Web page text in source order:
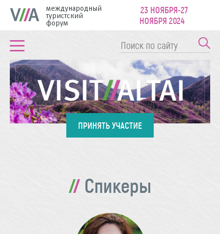
международный
туристский
форум
23 НОЯБРЯ-27
НОЯБРЯ 2024
ПРИНЯТЬ УЧАСТИЕ
Спикеры